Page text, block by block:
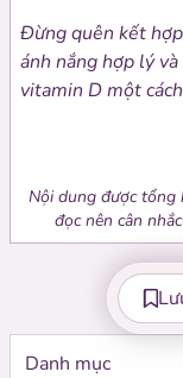
Đừng quên kết
ánh nắng hợp lý
vitamin D một
Nội dung được tổng
đọc nên cân
Danh mục